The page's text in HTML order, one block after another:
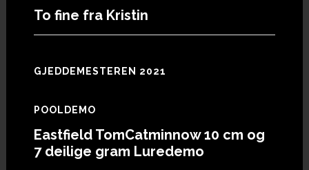
To fine fra Kristin
GJEDDEMESTEREN 2021
POOLDEMO
Eastfield TomCatminnow 10 cm og
7 deilige gram Luredemo